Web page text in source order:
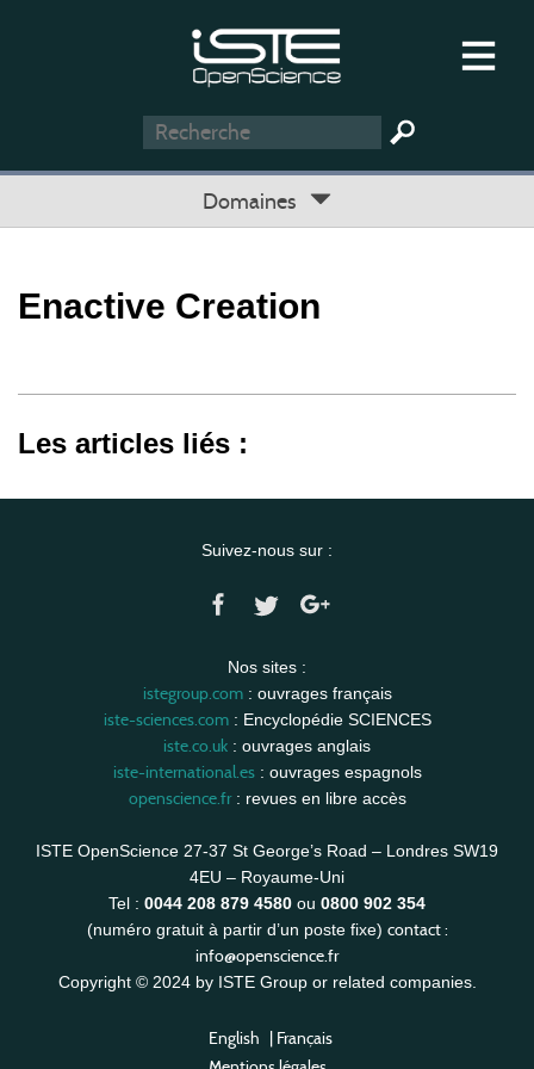
Domaines
Enactive Creation
Les articles liés :
Suivez-nous sur :
Nos sites :
istegroup.com: ouvrages français
iste-sciences.com: Encyclopédie SCIENCES
iste.co.uk : ouvrages anglais
iste-international.es: ouvrages espagnols
openscience.fr: revues en libre accès
ISTE OpenScience 27-37 St George’s Road – Londres SW19
4EU – Royaume-Uni
Tel : 0044 208 879 4580 ou 0800 902 354
(numéro gratuit à partir d’un poste fixe) contact :
info@openscience.fr
Copyright © 2024 by ISTE Group or related companies.
English | Français